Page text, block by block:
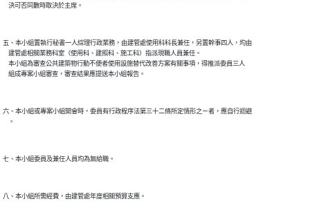
五、本小組置執行秘書一人綜理行政業務，由建管處使用科科長兼任，另置幹事四人，均由
    建管處相關業務科室（使用科、建照科、施工科）指派現職人員兼任。
    本小組為審查公共建築物行動不便者使用設施替代改善方案有關事項，得推派委員三人
六、本小組或專案小組開會時，委員有行政程序法第三十二條所定情形之ㄧ者，應自行迴避